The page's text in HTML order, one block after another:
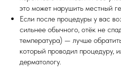
это может нарушить местный
Если после процедуры у вас
сильнее обычного, отёк не
температура) — лучше
который проводил процедуру,
дерматологу.